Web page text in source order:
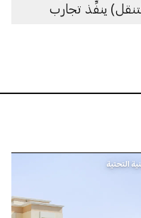
ينفِّذ تجارب
التحتية